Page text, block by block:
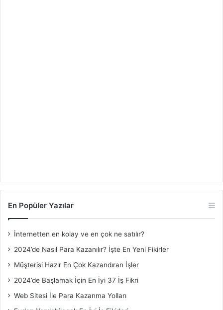
En Popüler Yazılar
İnternetten en kolay ve en çok ne satılır?
2024’de Nasıl Para Kazanılır? İşte En Yeni Fikirler
Müşterisi Hazır En Çok Kazandıran İşler
2024’de Başlamak İçin En İyi 37 İş Fikri
Web Sitesi İle Para Kazanma Yolları